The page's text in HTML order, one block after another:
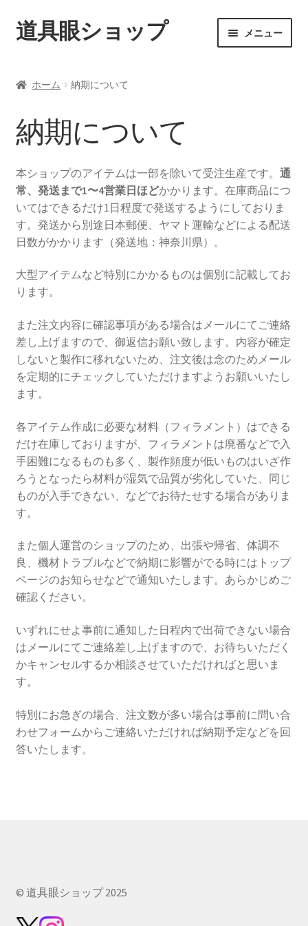
ナ
ビ
ー
ン
へ
キ
ッ
プ
コ
ン
ン
ス
キ
プ
道具眼ショップ メニュー
ュ
ー
を
展
配送料について
納期について
カート
ホーム 納期について
納期について
本ショップのアイテムは一部を除いて受注生産です。 通
常、発送まで1〜4営業日ほどかかります。在庫商品につ
いてはできるだけ1日程度で発送するようにしておりま
す。発送から別途日本郵便、ヤマト運輸などによる配送
日数がかかります（発送地：神奈川県）。
大型アイテムなど特別にかかるものは個別に記載してお
ります。
また注文内容に確認事項がある場合はメールにてご連絡
差し上げますので、御返信お願い致します。内容が確定
しないと製作に移れないため、注文後は念のためメール
を定期的にチェックしていただけますようお願いいたし
ます。
各アイテム作成に必要な材料（フィラメント）はできる
だけ在庫しておりますが、フィラメントは廃番などで入
手困難になるものも多く、製作頻度が低いものはいざ作
ろうとなったら材料が湿気で品質が劣化していた、同じ
ものが入手できない、などでお待たせする場合がありま
す。
また個人運営のショップのため、出張や帰省、体調不
良、機材トラブルなどで納期に影響がでる時にはトップ
ページのお知らせなどで通知いたします。あらかじめご
確認ください。
いずれにせよ事前に通知した日程内で出荷できない場合
はメールにてご連絡差し上げますので、お待ちいただく
かキャンセルするか相談させていただければと思いま
す。
特別にお急ぎの場合、注文数が多い場合は事前に問い合
わせフォームからご連絡いただければ納期予定などを回
答いたします。
© 道具眼ショップ 2025